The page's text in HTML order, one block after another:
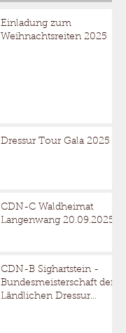
Einladung zum
Weihnachtsreiten 2025
Dressur Tour Gala 2025
CDN-C Waldheimat
Langenwang 20.09.2025
CDN-B Sighartstein -
Bundesmeisterschaft der
Ländlichen Dressur